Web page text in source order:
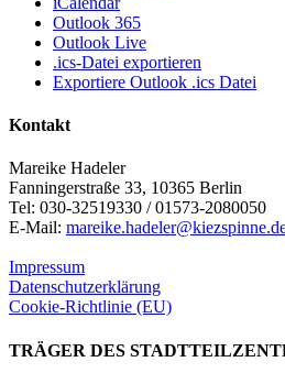
Outlook 365
Outlook Live
.ics-Datei exportieren
Exportiere Outlook .ics Datei
Kontakt
Mareike Hadeler
Fanningerstraße 33, 10365 Berlin
Tel: 030-32519330 / 01573-2080050
E-Mail:
Impressum
Datenschutzerklärung
Cookie-Richtlinie (EU)
TRÄGER DES